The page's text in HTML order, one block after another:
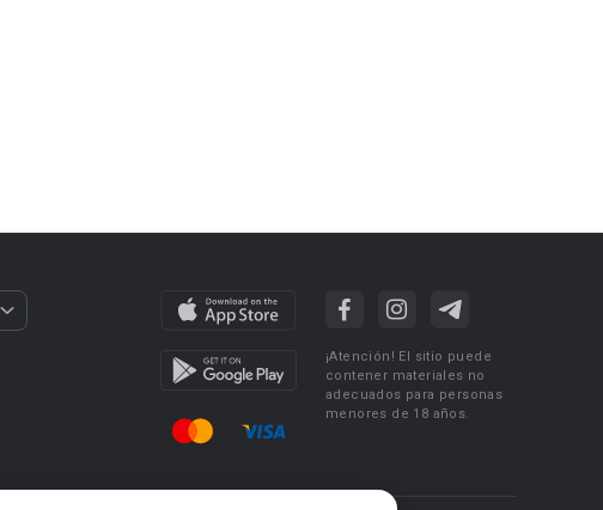
¡Atención! El sitio puede
contener materiales no
adecuados para personas
menores de 18 años.